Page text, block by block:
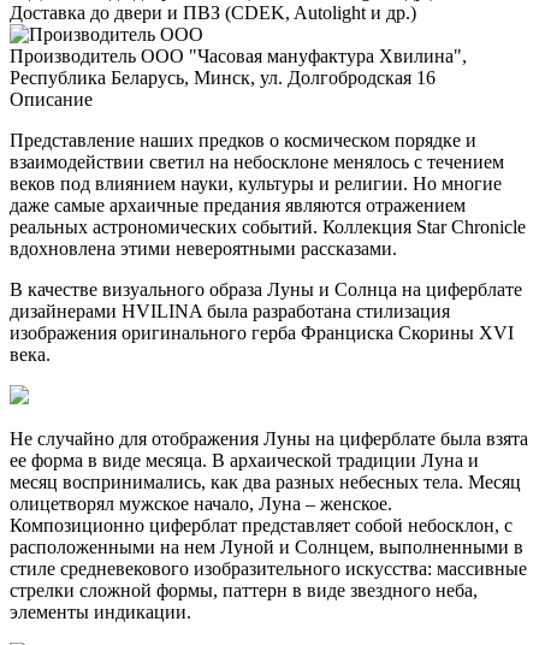
Доставка до двери и ПВЗ (CDEK, Autolight и др.)
Производитель ООО "Часовая мануфактура Хвилина",
Республика Беларусь, Минск, ул. Долгобродская 16
Описание
Представление наших предков о космическом порядке и
взаимодействии светил на небосклоне менялось с течением
веков под влиянием науки, культуры и религии. Но многие
даже самые архаичные предания являются отражением
реальных астрономических событий. Коллекция Star Chronicle
вдохновлена этими невероятными рассказами.
В качестве визуального образа Луны и Солнца на циферблате
дизайнерами HVILINA была разработана стилизация
изображения оригинального герба Франциска Скорины XVI
века.
Не случайно для отображения Луны на циферблате была взята
ее форма в виде месяца. В архаической традиции Луна и
месяц воспринимались, как два разных небесных тела. Месяц
олицетворял мужское начало, Луна – женское.
Композиционно циферблат представляет собой небосклон, с
расположенными на нем Луной и Солнцем, выполненными в
стиле средневекового изобразительного искусства: массивные
стрелки сложной формы, паттерн в виде звездного неба,
элементы индикации.